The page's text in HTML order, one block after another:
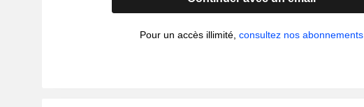
Pour un accès illimité,consultez nos abonnements